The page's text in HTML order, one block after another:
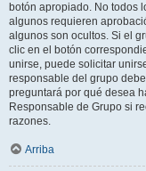
botón apropiado. No todos
algunos requieren
algunos son ocultos. Si el
clic en el botón
unirse, puede solicitar
responsable del grupo
preguntará por qué desea
Responsable de Grupo si
razones.
Arriba